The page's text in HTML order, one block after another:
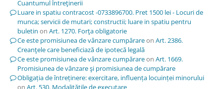
Cuantumul întreţinerii
Luare in spatiu contracost -0733896700. Pret 1500 lei - Locuri de
munca; servicii de mutari; constructii; luare in spatiu pentru
buletin on Art. 1270. Forţa obligatorie
Ce este promisiunea de vânzare cumpărareon Art. 2386.
Creanţele care beneficiază de ipotecă legală
Ce este promisiunea de vânzare cumpărareon Art. 1669.
Promisiunea de vânzare şi promisiunea de cumpărare
Obligația de întreținere: exercitare, influența locuinței minorului
on Art. 530. Modalităţile de executare